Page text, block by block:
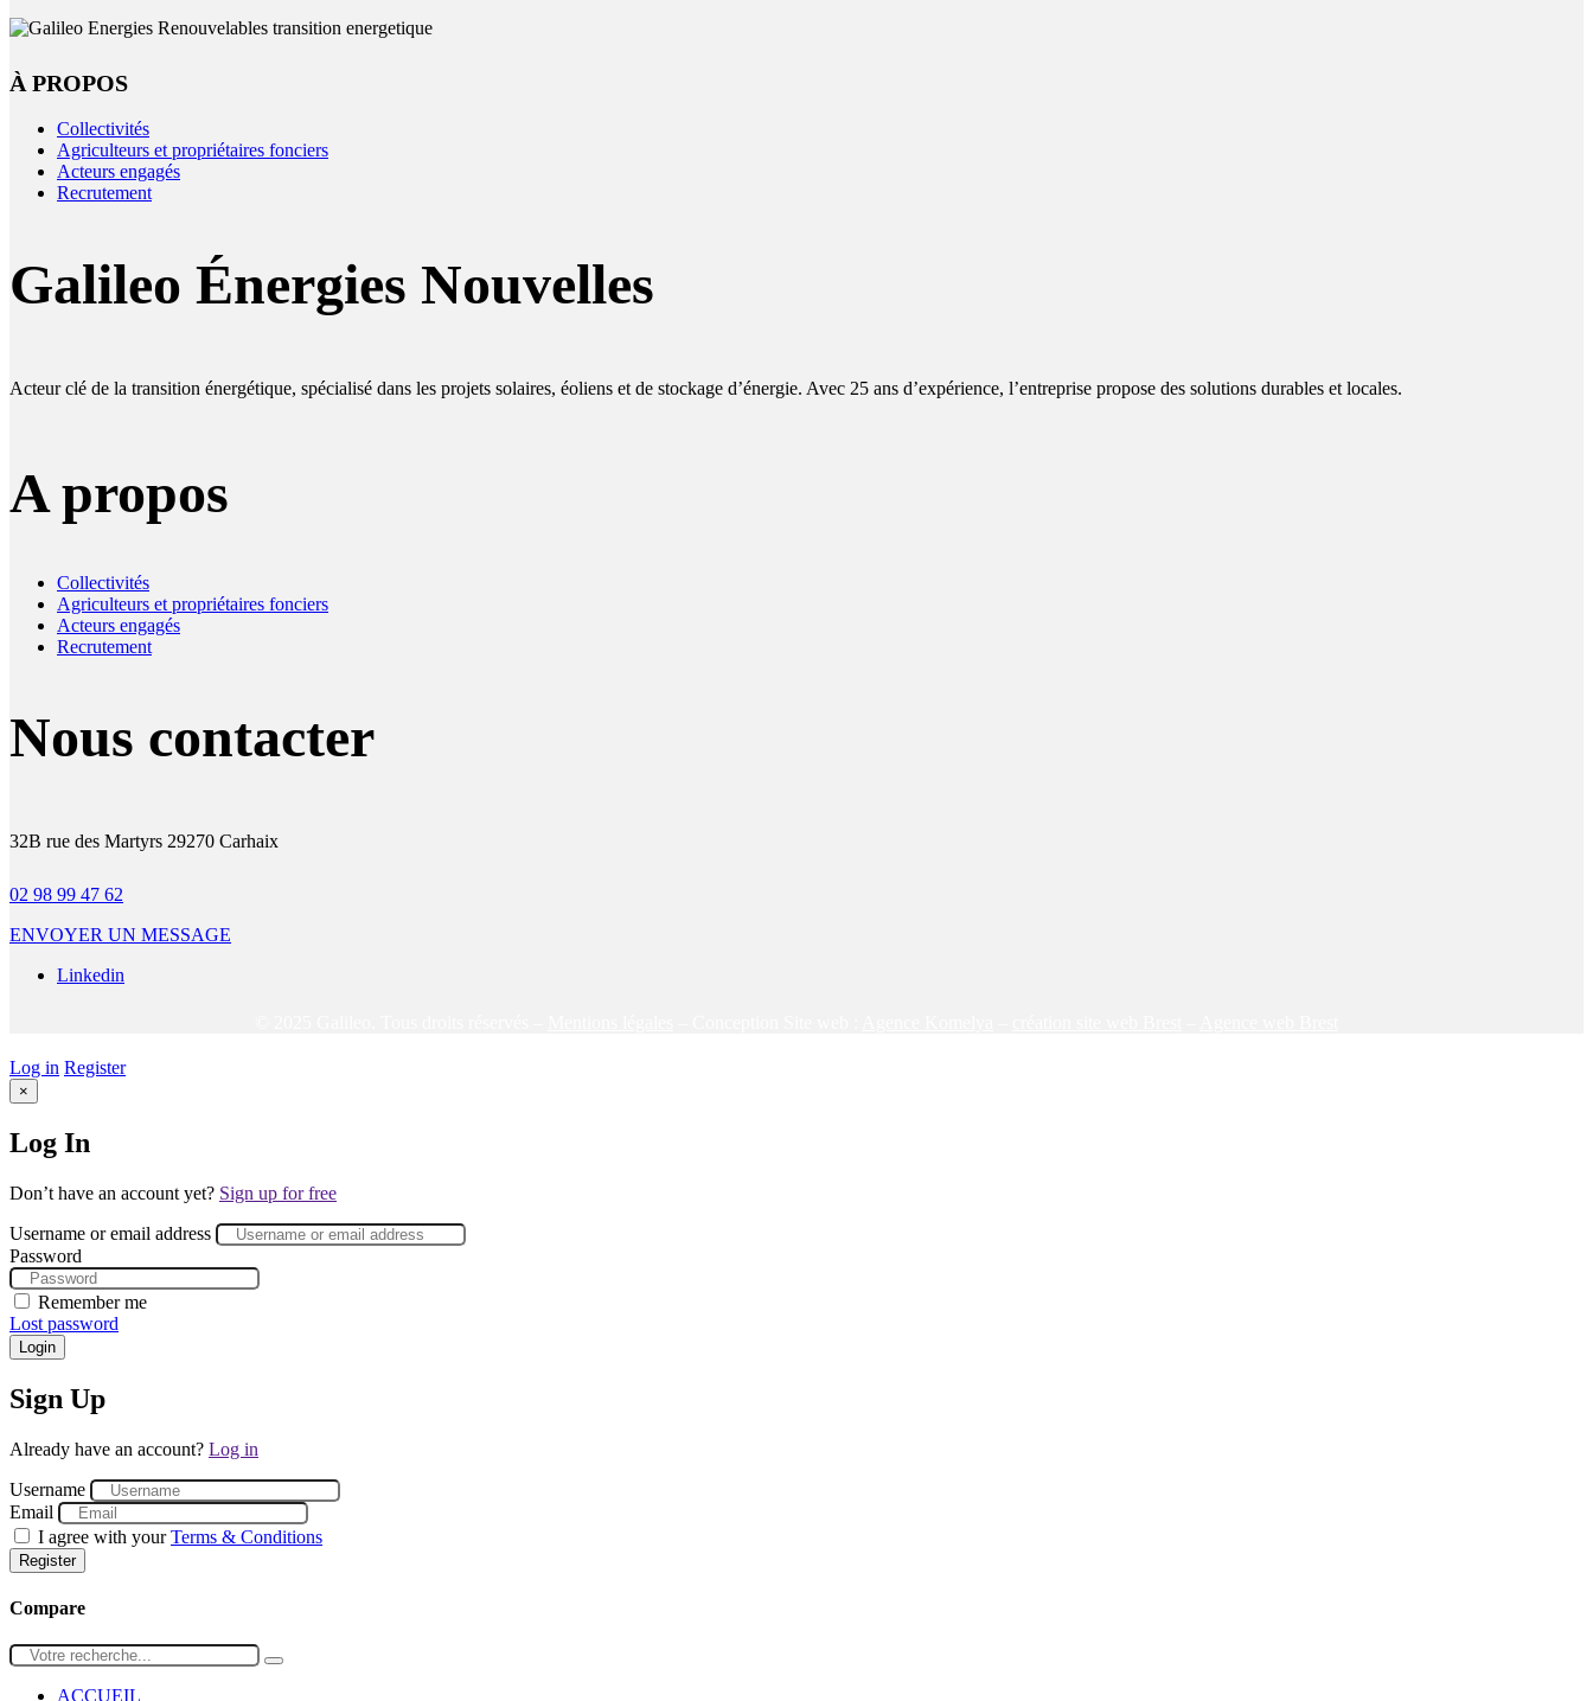
À PROPOS
Collectivités
Agriculteurs et propriétaires fonciers
Acteurs engagés
Recrutement
Galileo Énergies Nouvelles
Acteur clé de la transition énergétique, spécialisé dans les projets solaires, éoliens et de stockage d’énergie. Avec 25 ans d’expérience, l’entreprise propose des solutions durables et locales.
A propos
Collectivités
Agriculteurs et propriétaires fonciers
Acteurs engagés
Recrutement
Nous contacter
32B rue des Martyrs 29270 Carhaix
02 98 99 47 62
ENVOYER UN MESSAGE
Linkedin
Log in Register
×
Log In
Don’t have an account yet? Sign up for free
Username or email address
Password
Remember me
Lost password
Login
Sign Up
Already have an account? Log in
Username
Email
I agree with yourTerms & Conditions
Register
Compare
ACCUEIL